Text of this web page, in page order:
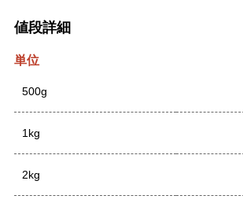
値段詳細
単位
500g
1kg
2kg